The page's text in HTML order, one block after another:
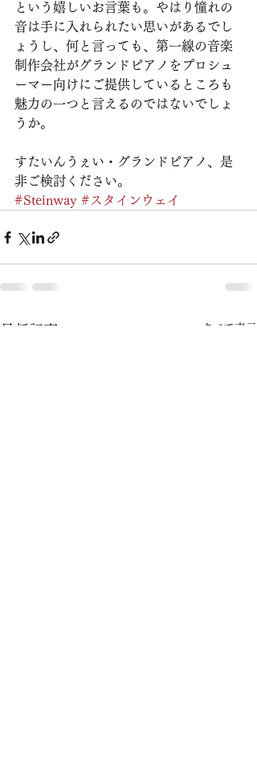
という嬉しいお言葉も。やはり憧れの
音は手に入れられたい思いがあるでし
ょうし、何と言っても、第一線の音楽
制作会社がグランドピアノをプロシュ
ーマー向けにご提供しているところも
魅力の一つと言えるのではないでしょ
うか。
すたいんうぇい・グランドピアノ、是
非ご検討ください。
#Steinway #スタインウェイ
最新記事 すべて表示